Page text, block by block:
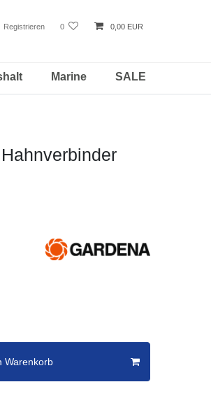
Registrieren 0 0,00 EUR
Marine SALE
Warenkorb